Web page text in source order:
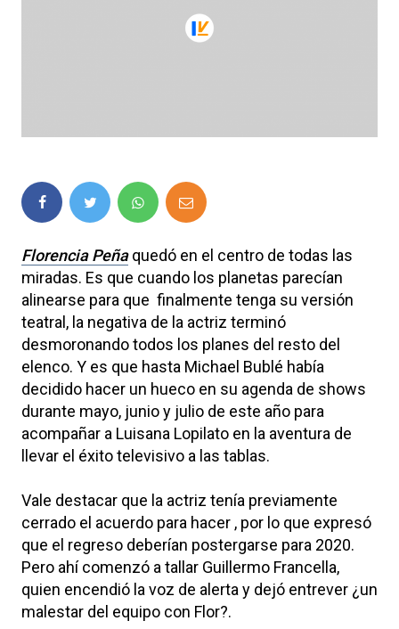
Florencia Peñaquedó en el centro de todas las
miradas. Es que cuando los planetas parecían
alinearse para que finalmente tenga su versión
teatral, la negativa de la actriz terminó
desmoronando todos los planes del resto del
elenco. Y es que hasta Michael Bublé había
decidido hacer un hueco en su agenda de shows
durante mayo, junio y julio de este año para
acompañar a Luisana Lopilato en la aventura de
llevar el éxito televisivo a las tablas.
Vale destacar que la actriz tenía previamente
cerrado el acuerdo para hacer , por lo que expresó
que el regreso deberían postergarse para 2020.
Pero ahí comenzó a tallar Guillermo Francella,
quien encendió la voz de alerta y dejó entrever ¿un
malestar del equipo con Flor?.